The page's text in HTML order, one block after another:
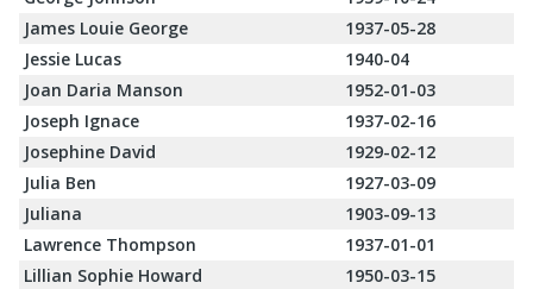
James Louie George
1937-05-28
Jessie Lucas
1940-04
Joan Daria Manson
1952-01-03
Joseph Ignace
1937-02-16
Josephine David
1929-02-12
Julia Ben
1927-03-09
Juliana
1903-09-13
Lawrence Thompson
1937-01-01
Lillian Sophie Howard
1950-03-15